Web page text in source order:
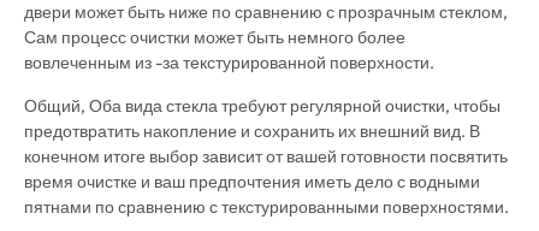
двери может быть ниже по сравнению с прозрачным стеклом,
Сам процесс очистки может быть немного более
вовлеченным из -за текстурированной поверхности.
Общий, Оба вида стекла требуют регулярной очистки, чтобы
предотвратить накопление и сохранить их внешний вид. В
конечном итоге выбор зависит от вашей готовности посвятить
время очистке и ваш предпочтения иметь дело с водными
пятнами по сравнению с текстурированными поверхностями.